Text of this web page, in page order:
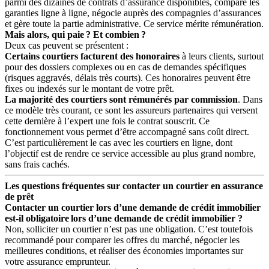
garanties ligne à ligne, négocie auprès des compagnies d’assurances
et gère toute la partie administrative. Ce service mérite rémunération.
Mais alors, qui paie ? Et combien ?
Deux cas peuvent se présentent :
Certains courtiers facturent des honoraires à leurs clients, surtout
pour des dossiers complexes ou en cas de demandes spécifiques
(risques aggravés, délais très courts). Ces honoraires peuvent être
fixes ou indexés sur le montant de votre prêt.
La majorité des courtiers sont rémunérés par commission. Dans
ce modèle très courant, ce sont les assureurs partenaires qui versent
cette dernière à l’expert une fois le contrat souscrit. Ce
fonctionnement vous permet d’être accompagné sans coût direct.
C’est particulièrement le cas avec les courtiers en ligne, dont
l’objectif est de rendre ce service accessible au plus grand nombre,
sans frais cachés.
Les questions fréquentes sur contacter un courtier en assurance
de prêt
Contacter un courtier lors d’une demande de crédit immobilier
est-il obligatoire lors d’une demande de crédit immobilier ?
Non, solliciter un courtier n’est pas une obligation. C’est toutefois
recommandé pour comparer les offres du marché, négocier les
meilleures conditions, et réaliser des économies importantes sur
votre assurance emprunteur.